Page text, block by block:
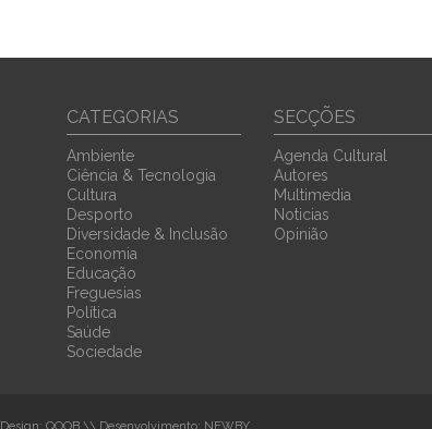
CATEGORIAS
Ambiente
Ciência & Tecnologia
Cultura
Desporto
Diversidade & Inclusão
Economia
Educação
Freguesias
Política
Saúde
Sociedade
SECÇÕES
Agenda Cultural
Autores
Multimedia
Noticias
Opinião